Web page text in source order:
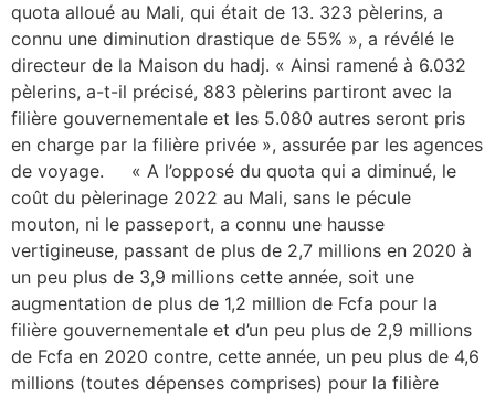
quota alloué au Mali, qui était de 13. 323 pèlerins, a
connu une diminution drastique de 55% », a révélé le
directeur de la Maison du hadj. « Ainsi ramené à 6.032
pèlerins, a-t-il précisé, 883 pèlerins partiront avec la
filière gouvernementale et les 5.080 autres seront pris
en charge par la filière privée », assurée par les agences
de voyage. « A l’opposé du quota qui a diminué, le
coût du pèlerinage 2022 au Mali, sans le pécule
mouton, ni le passeport, a connu une hausse
vertigineuse, passant de plus de 2,7 millions en 2020 à
un peu plus de 3,9 millions cette année, soit une
augmentation de plus de 1,2 million de Fcfa pour la
filière gouvernementale et d’un peu plus de 2,9 millions
de Fcfa en 2020 contre, cette année, un peu plus de 4,6
millions (toutes dépenses comprises) pour la filière